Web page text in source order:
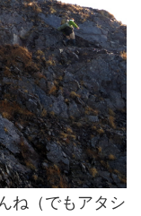
ね（でもアタシ